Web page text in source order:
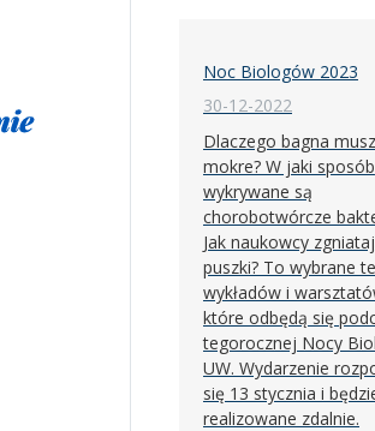
Noc Biologów 2023
30-12-2022
Dlaczego bagna
mokre? W jaki sposób
wykrywane są
chorobotwórcze
Jak naukowcy
puszki? To wybrane
wykładów i
które odbędą się
tegorocznej Nocy
UW. Wydarzenie
się 13 stycznia i
realizowane zdalnie.